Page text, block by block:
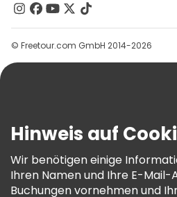
Kontakt
Gruppen
Hilfe
AGB Und Rechtliches
Cookie-Richtlinie
Freetour Auszeichnungen
© Freetour.com GmbH 2014-2026
Hinweis auf
Wir benötigen einige
Ihren Namen und Ihre E-Mail-
Buchungen vornehmen und